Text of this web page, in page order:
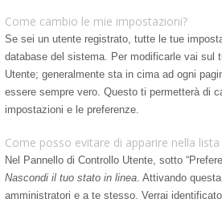
Come cambio le mie impostazioni?
Se sei un utente registrato, tutte le tue
database del sistema. Per modificarle vai sul
Utente; generalmente sta in cima ad ogni
essere sempre vero. Questo ti permetterà di
impostazioni e le preferenze.
Come posso evitare di apparire nella
Nel Pannello di Controllo Utente, sotto
Nascondi il tuo stato in linea. Attivando
amministratori e a te stesso. Verrai